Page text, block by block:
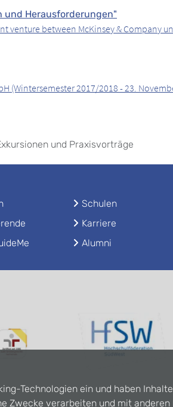
Herausforderungen"
venture between McKinsey & Company
(Wintersemester 2017/2018 - 23.
und Praxisvorträge
Schulen
Karriere
Alumni
Technologien ein und haben
Zwecke verarbeiten und mit